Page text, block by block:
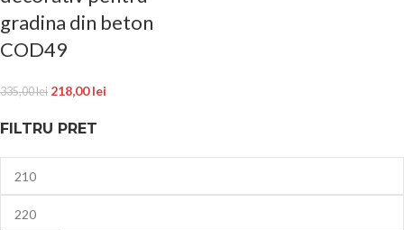
FILTRU PRET
gradina din beton
COD49
335,00lei 218,00lei